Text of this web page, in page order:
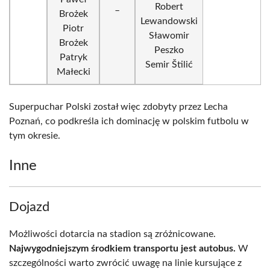
Brożek
Piotr
Brożek
Patryk
Małecki
Robert
Lewandowski
Sławomir
Peszko
Semir Štilić
Superpuchar Polski został więc zdobyty przez Lecha
Poznań, co podkreśla ich dominację w polskim futbolu w
tym okresie.
Inne
Dojazd
Możliwości dotarcia na stadion są zróżnicowane.
Najwygodniejszym środkiem transportu jest autobus. W
szczególności warto zwrócić uwagę na linie kursujące z